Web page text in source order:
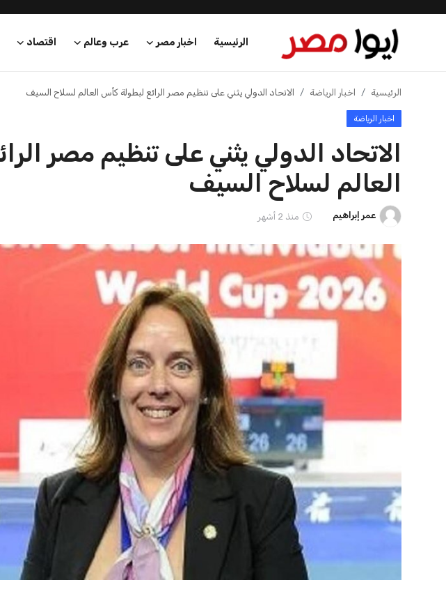
الرئيسية اخبار مصر عرب وعالم اقتصاد
الرئيسية
اخبار مصر
عرب وعالم
اخبار الرياضة
منوعات
فن وثقافة
الرئيسية اخبار الرياضة الاتحاد الدولي يثني على تنظيم مصر الرائع لبطولة كأس العالم لسلاح السيف
اخبار الرياضة
الاتحاد الدولي يثني على تنظيم مصر
العالم لسلاح السيف
عمر إبراهيم منذ 2 أشهر